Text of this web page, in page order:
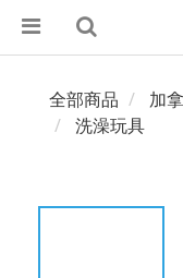
全部商品
加
洗澡玩具